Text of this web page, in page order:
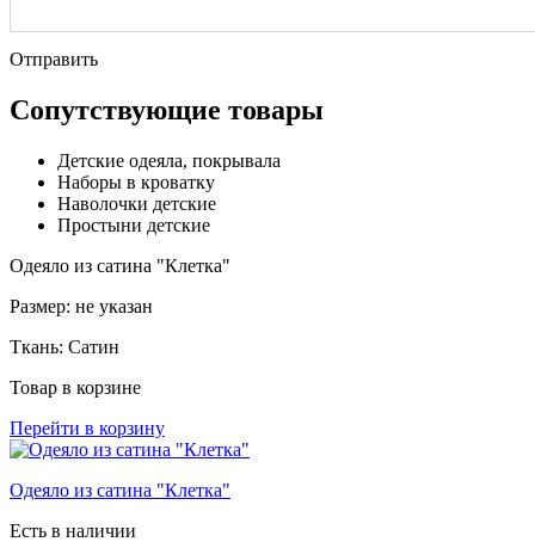
Отправить
Сопутствующие товары
Детские одеяла, покрывала
Наборы в кроватку
Наволочки детские
Простыни детские
Одеяло из сатина "Клетка"
Размер: не указан
Ткань: Сатин
Товар в корзине
Перейти в корзину
Одеяло из сатина "Клетка"
Есть в наличии